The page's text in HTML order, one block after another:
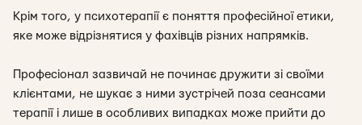
Крім того, у психотерапії є поняття професійної етики,
яке може відрізнятися у фахівців різних напрямків.
Професіонал зазвичай не починає дружити зі своїми
клієнтами, не шукає з ними зустрічей поза сеансами
терапії і лише в особливих випадках може прийти до